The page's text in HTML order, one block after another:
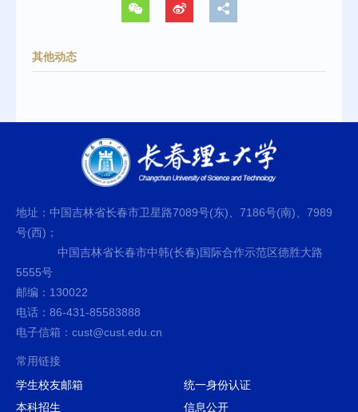
其他动态
地址：中国吉林省长春市卫星路7089号(东)、7186号(南)、7989
号(西)；
中国吉林省长春市中韩(长春)国际合作示范区德胜大路
5555号
邮编：130022
电话：86-431-85583888
电子信箱：cust@cust.edu.cn
常用链接
学生校友邮箱
统一身份认证
本科招生
信息公开